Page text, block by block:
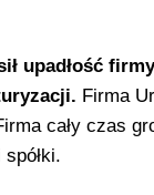
upadłość
Firma
cały czas